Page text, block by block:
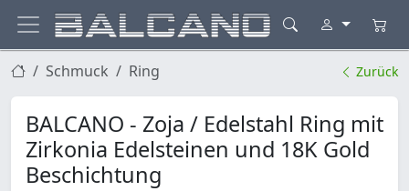
Schmuck Ring Zurück
BALCANO - Zoja / Edelstahl Ring mit
Zirkonia Edelsteinen und 18K Gold
Beschichtung